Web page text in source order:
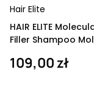
Hair Elite
HAIR ELITE
Filler Shampoo
109,00 zł